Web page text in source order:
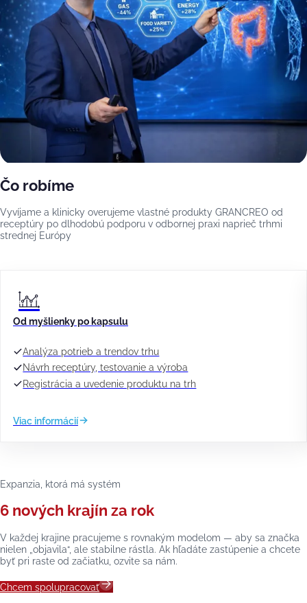
Čo robíme
Vyvíjame a klinicky overujeme vlastné produkty GRANCREO od
receptúry po dlhodobú podporu v odbornej praxi naprieč trhmi
strednej Európy
Od myšlienky po kapsulu
Analýza potrieb a trendov trhu
Návrh receptúry, testovanie a výroba
Registrácia a uvedenie produktu na trh
Viac informácií
Expanzia, ktorá má systém
6 nových krajín za rok
V každej krajine pracujeme s rovnakým modelom — aby sa značka
nielen „objavila“, ale stabilne rástla. Ak hľadáte zastúpenie a chcete
byť pri raste od začiatku, ozvite sa nám.
Chcem spolupracovať